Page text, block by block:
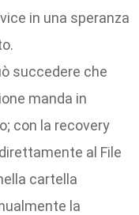
in una speranza
succedere che
manda in
con la recovery
al File
cartella
la